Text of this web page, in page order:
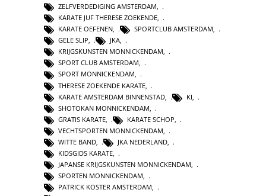
ZELFVERDEDIGING AMSTERDAM,
KARATE JUF THERESE ZOEKENDE,
KARATE OEFENEN, SPORTCLUB AMSTERDAM,
GELE SLIP, JKA,
KRIJGSKUNSTEN MONNICKENDAM,
SPORT CLUB AMSTERDAM,
SPORT MONNICKENDAM,
THERESE ZOEKENDE KARATE
KARATE AMSTERDAM BINNENSTAD
KI
SHOTOKAN MONNICKENDAM
GRATIS KARATE
KARATE SCHOP
VECHTSPORTEN MONNICKENDAM
WITTE BAND
JKA NEDERLAND
KIDSGIDS KARATE
JAPANSE KRIJGSKUNSTEN MONNICKENDAM
SPORTEN MONNICKENDAM,
PATRICK KOSTER AMSTERDAM,